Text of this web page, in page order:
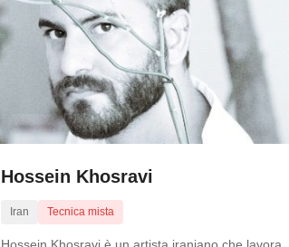
Hossein Khosravi
Iran Tecnica mista